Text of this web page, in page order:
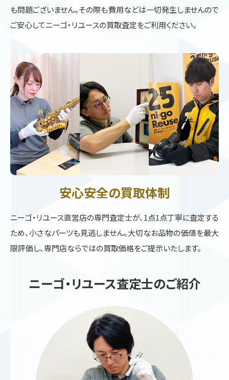
も問題ございません。その際も費用などは一切発生しませんので
ご安心してニーゴ・リユースの買取査定をご利用ください。
安心安全の買取体制
ニーゴ・リユース直営店の専門査定士が、1点1点丁寧に査定する
ため、小さなパーツも見逃しません。大切なお品物の価値を最大
限評価し、専門店ならではの買取価格をご提示いたします。
ニーゴ・リユース査定士のご紹介